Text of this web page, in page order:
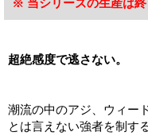
※ 当シリーズの生産は終
超絶感度で逃さない。
潮流の中のアジ、ウィー
とは言えない強者を制す